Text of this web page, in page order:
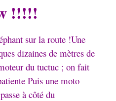
!!!!!
sur la route !Une
dizaines de mètres de
du tuctuc ; on fait
Puis une moto
à côté du